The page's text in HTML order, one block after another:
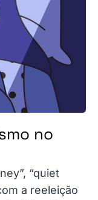
no
“quiet
a reeleição